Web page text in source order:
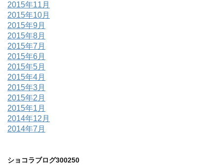
2015年11月
2015年10月
2015年9月
2015年8月
2015年7月
2015年6月
2015年5月
2015年4月
2015年3月
2015年2月
2015年1月
2014年12月
2014年7月
ショコラブログ300250